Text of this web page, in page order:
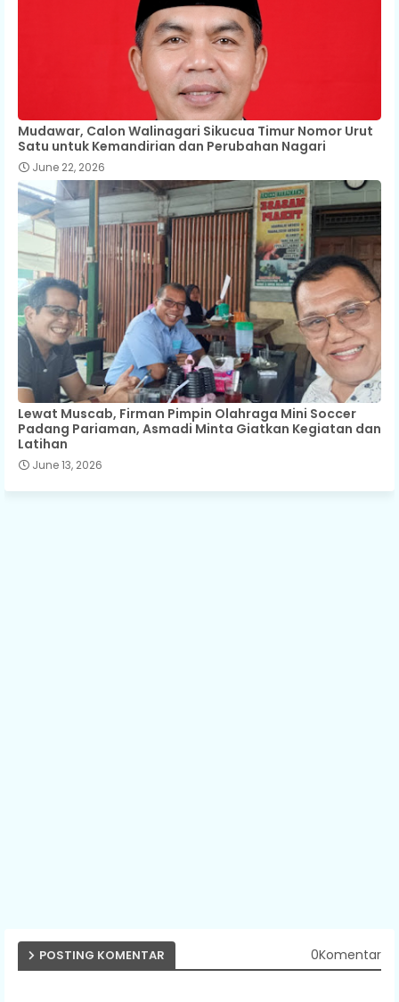
Mudawar, Calon Walinagari Sikucua Timur Nomor Urut
Satu untuk Kemandirian dan Perubahan Nagari
June 22, 2026
Lewat Muscab, Firman Pimpin Olahraga Mini Soccer
Padang Pariaman, Asmadi Minta Giatkan Kegiatan dan
Latihan
June 13, 2026
POSTING KOMENTAR 0Komentar